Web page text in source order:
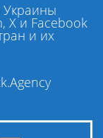
Украины
X и Facebook
и их